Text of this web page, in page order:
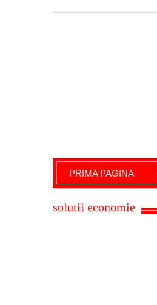
Giurgiu Pe Surse –
PRIMA PAGINA
solutii economie